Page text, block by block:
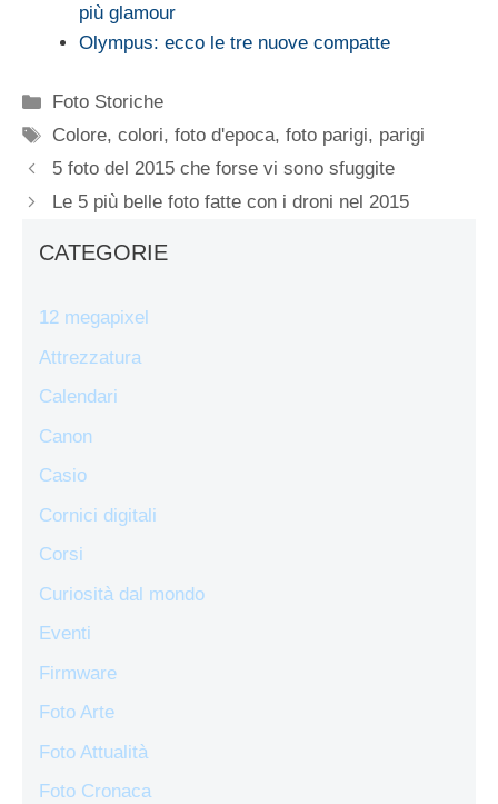
più glamour
Olympus: ecco le tre nuove compatte
Categorie
Foto Storiche
Tag
Colore,colori,foto d'epoca,foto parigi, parigi
5 foto del 2015 che forse vi sono sfuggite
Le 5 più belle foto fatte con i droni nel 2015
CATEGORIE
12 megapixel
Attrezzatura
Calendari
Canon
Casio
Cornici digitali
Corsi
Curiosità dal mondo
Eventi
Firmware
Foto Arte
Foto Attualità
Foto Cronaca